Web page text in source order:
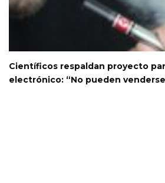
Científicos respaldan proyecto
electrónico: “No pueden